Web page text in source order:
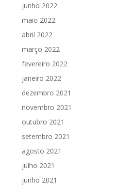
junho 2022
maio 2022
abril 2022
março 2022
fevereiro 2022
janeiro 2022
dezembro 2021
novembro 2021
outubro 2021
setembro 2021
agosto 2021
julho 2021
junho 2021